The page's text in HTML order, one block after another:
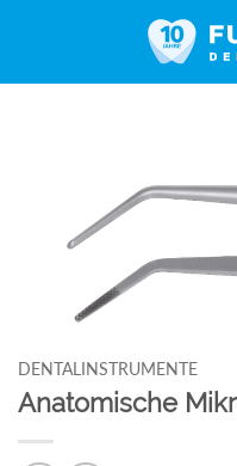
DENTALINSTRUMENTE
Anatomische